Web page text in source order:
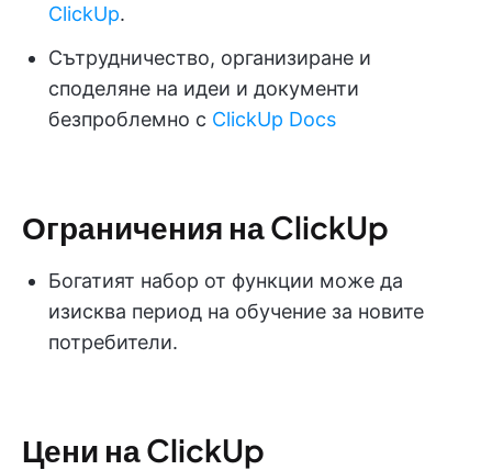
ClickUp.
Сътрудничество, организиране и
споделяне на идеи и документи
безпроблемно с ClickUp Docs
Ограничения на ClickUp
Богатият набор от функции може да
изисква период на обучение за новите
потребители.
Цени на ClickUp